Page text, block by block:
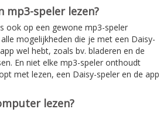
mp3-speler lezen?
ook op een gewone mp3-speler
mogelijkheden die je met een Daisy-
wel hebt, zoals bv. bladeren en de
En niet elke mp3-speler onthoudt
met lezen, een Daisy-speler en de app
lezen?